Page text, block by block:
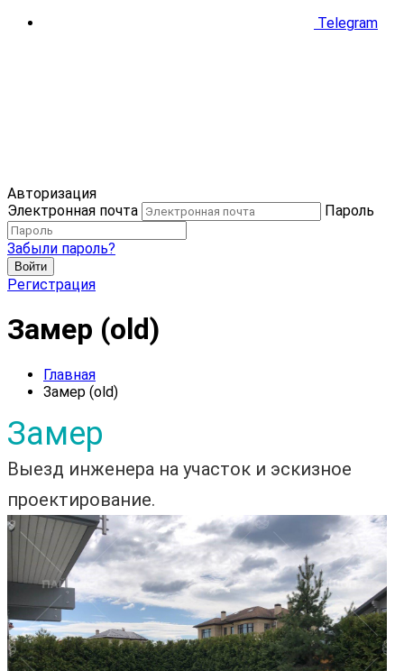
Telegram
Авторизация
Электронная почта
Пароль
Забыли пароль?
Войти
Регистрация
Замер (old)
Главная
Замер (old)
Замер
Выезд инженера на участок и эскизное
проектирование.